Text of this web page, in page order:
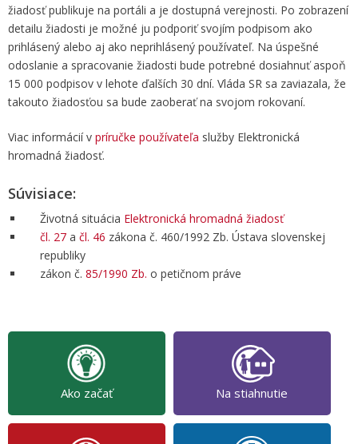
žiadosť publikuje na portáli a je dostupná verejnosti. Po zobrazení
detailu žiadosti je možné ju podporiť svojím podpisom ako
prihlásený alebo aj ako neprihlásený používateľ. Na úspešné
odoslanie a spracovanie žiadosti bude potrebné dosiahnuť aspoň
15 000 podpisov v lehote ďalších 30 dní. Vláda SR sa zaviazala, že
takouto žiadosťou sa bude zaoberať na svojom rokovaní.
Viac informácií v príručke používateľa služby Elektronická
hromadná žiadosť.
Súvisiace:
Životná situácia Elektronická hromadná žiadosť
čl. 27 a čl. 46 zákona č. 460/1992 Zb. Ústava slovenskej
republiky
zákon č. 85/1990 Zb. o petičnom práve
Ako začať Na stiahnutie